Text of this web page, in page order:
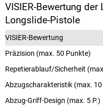
VISIER-Bewertung der
Longslide-Pistole
VISIER-Bewertung
Präzision (max. 50 Punkte)
Repetierablauf/Sicherheit
Abzugscharakteristik (max. 10
Abzug-Griff-Design (max. 5 P.)